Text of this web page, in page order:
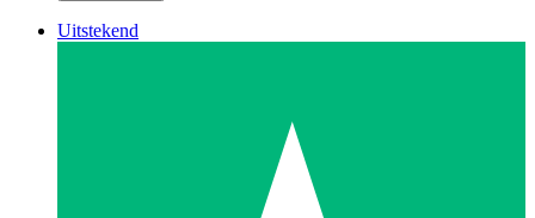
Uitstekend